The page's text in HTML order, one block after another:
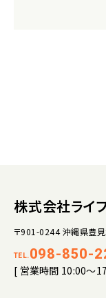
株式会社ライ
〒901-0244 沖縄県豊
TEL. 098-850-
[ 営業時間 10:00～